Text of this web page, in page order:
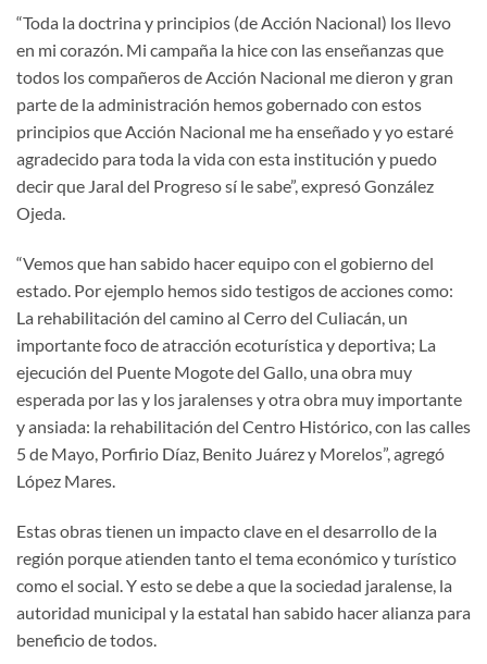
“Toda la doctrina y principios (de Acción Nacional) los llevo
en mi corazón. Mi campaña la hice con las enseñanzas que
todos los compañeros de Acción Nacional me dieron y gran
parte de la administración hemos gobernado con estos
principios que Acción Nacional me ha enseñado y yo estaré
agradecido para toda la vida con esta institución y puedo
decir que Jaral del Progreso sí le sabe”, expresó González
Ojeda.
“Vemos que han sabido hacer equipo con el gobierno del
estado. Por ejemplo hemos sido testigos de acciones como:
La rehabilitación del camino al Cerro del Culiacán, un
importante foco de atracción ecoturística y deportiva; La
ejecución del Puente Mogote del Gallo, una obra muy
esperada por las y los jaralenses y otra obra muy importante
y ansiada: la rehabilitación del Centro Histórico, con las calles
5 de Mayo, Porfirio Díaz, Benito Juárez y Morelos”, agregó
López Mares.
Estas obras tienen un impacto clave en el desarrollo de la
región porque atienden tanto el tema económico y turístico
como el social. Y esto se debe a que la sociedad jaralense, la
autoridad municipal y la estatal han sabido hacer alianza para
beneficio de todos.